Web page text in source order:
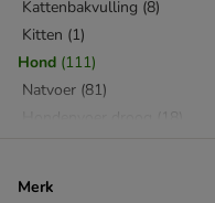
Kattenbakvulling (8)
Kitten (1)
Hond (111)
Natvoer (81)
Merk